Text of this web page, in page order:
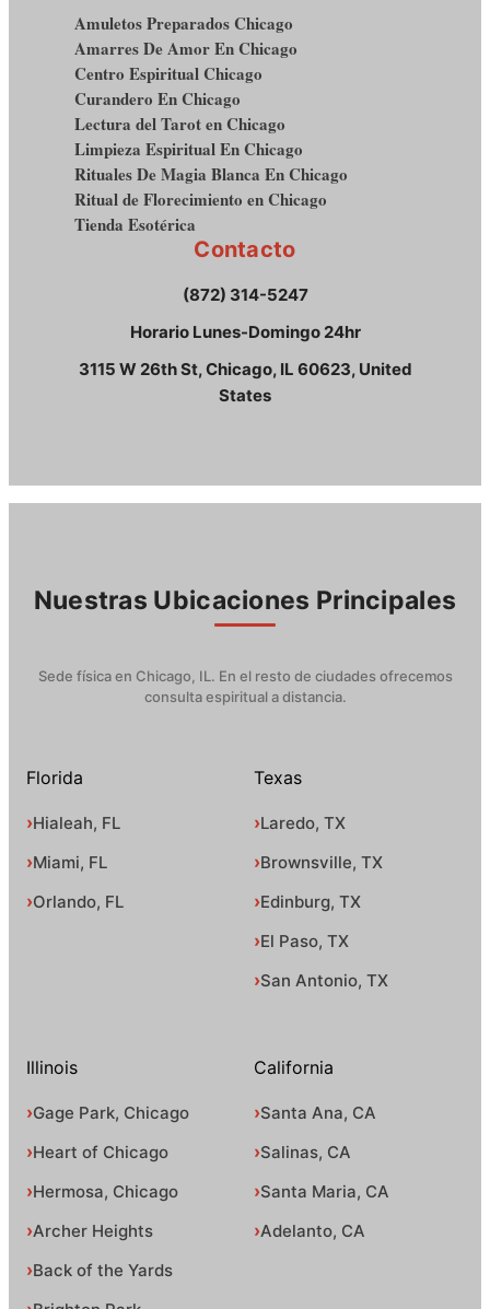
Amuletos Preparados Chicago
Amarres De Amor En Chicago
Centro Espiritual Chicago
Curandero En Chicago
Lectura del Tarot en Chicago
Limpieza Espiritual En Chicago
Rituales De Magia Blanca En Chicago
Ritual de Florecimiento en Chicago
Tienda Esotérica
Contacto
(872) 314-5247
Horario Lunes-Domingo 24hr
3115 W 26th St, Chicago, IL 60623, United
States
Nuestras Ubicaciones Principales
Sede física en Chicago, IL. En el resto de ciudades ofrecemos
consulta espiritual a distancia.
Florida
Hialeah, FL
Miami, FL
Orlando, FL
Texas
Laredo, TX
Brownsville, TX
Edinburg, TX
El Paso, TX
San Antonio, TX
Illinois
Gage Park, Chicago
Heart of Chicago
Hermosa, Chicago
Archer Heights
Back of the Yards
California
Santa Ana, CA
Salinas, CA
Santa Maria, CA
Adelanto, CA